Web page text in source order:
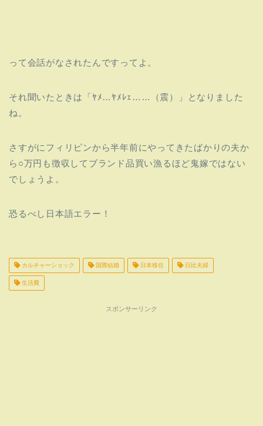
って会話がなされたんですってよ。
それ聞いたときは「ﾔﾒ…ﾔﾒﾚｪ……（震）」となりました
ね。
さすがにフィリピンから半年前にやってきたばかりの夫か
ら○万円も徴収してブランド品買い漁るほど鬼嫁ではない
でしょうよ。
恐るべし日本語エラー！
カルチャーショック 国際結婚 日本移住 日比夫婦
生活費
スポンサーリンク